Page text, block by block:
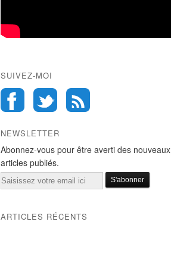
SUIVEZ-MOI
NEWSLETTER
Abonnez-vous pour être averti des nouveaux
articles publiés.
Email
ARTICLES RÉCENTS